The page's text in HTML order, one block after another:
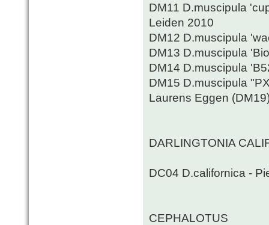
DM11 D.muscipula
Leiden 2010
DM12 D.muscipula
DM13 D.muscipula
DM14 D.muscipula
DM15 D.muscipula
Laurens Eggen
DARLINGTONIA
DC04 D.californica -
CEPHALOTUS